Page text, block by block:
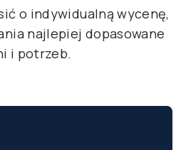
o indywidualną wycenę,
najlepiej dopasowane
i potrzeb.